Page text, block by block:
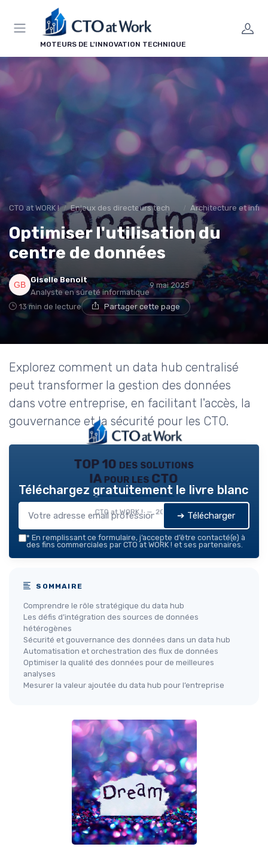
MOTEURS DE L'INNOVATION TECHNIQUE
CTO at WORK ! Enjeux des directeurs techniques Architecture et
Optimiser l'utilisation du
centre de données
Giselle Benoit
Analyste en sûreté informatique
9 mai 2025
13 min de lecture Partager cette page
Explorez comment un data hub centralisé
peut transformer la gestion des données
dans votre entreprise, en facilitant l'accès, la
gouvernance et la sécurité pour les CTO.
TOP 10 des solutions
IA pour les CTO
CTO at WORK ! — 2026
Téléchargez gratuitement le livre blanc
➔ Télécharger
* En remplissant ce formulaire, j’accepte d’être contacté(e) à
des fins commerciales par CTO at WORK ! et ses partenaires.
SOMMAIRE
Comprendre le rôle stratégique du data hub
Les défis d’intégration des sources de données
hétérogènes
Sécurité et gouvernance des données dans un data hub
Automatisation et orchestration des flux de données
Optimiser la qualité des données pour de meilleures
analyses
Mesurer la valeur ajoutée du data hub pour l’entreprise
Panneau de gestion des cookies